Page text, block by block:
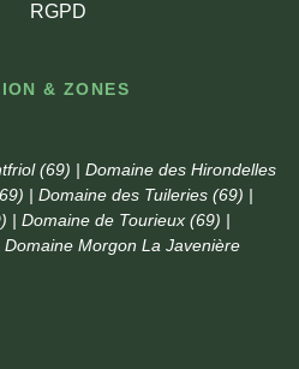
RGPD
& ZONES
(69) | Domaine des Hirondelles
| Domaine des Tuileries (69) |
| Domaine de Tourieux (69) |
Morgon La Javenière